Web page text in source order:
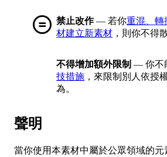
禁止改作— 若你重混、轉
材建立新素材 ，則你不得
不得增加額外限制 — 你不
技措施 ，來限制別人依授
為。
聲明
當你使用本素材中屬於公眾領域的